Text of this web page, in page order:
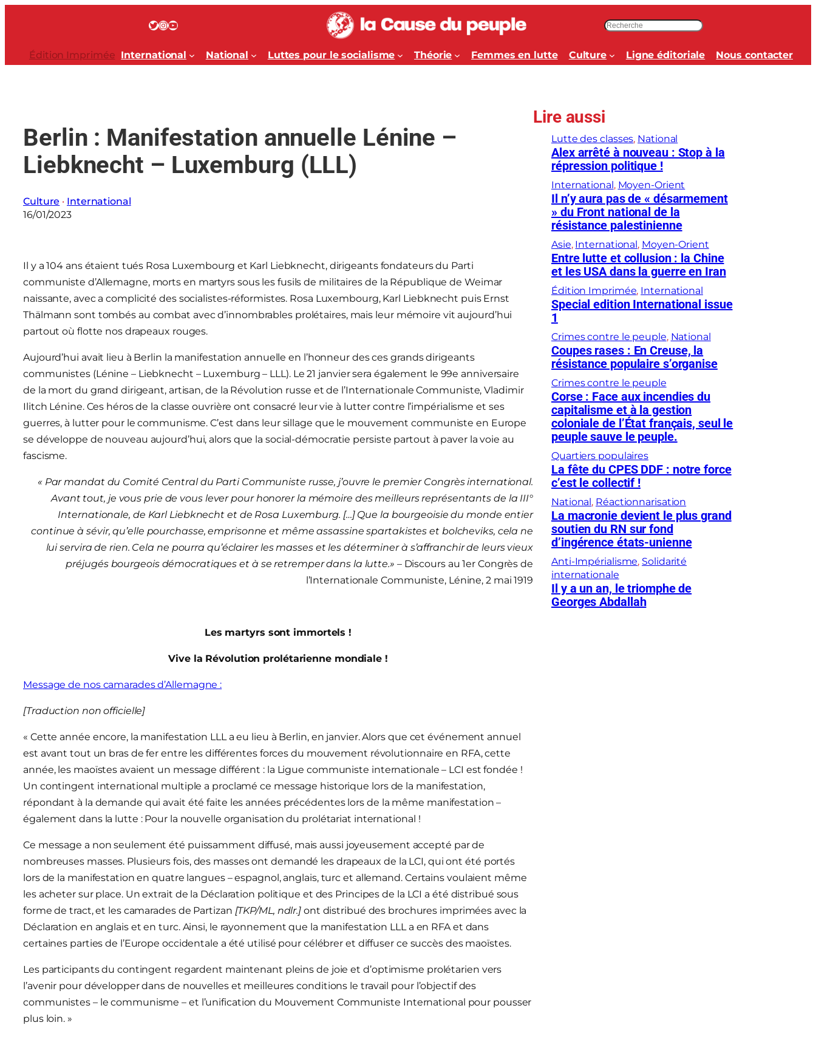
Twitter InstagramYouTube
c
h
h
r
Édition Imprimée International National Luttes pour le socialisme Théorie Femmes en lutte Culture Ligne éditoriale Nous contacter
Berlin : Manifestation annuelle Lénine –
Liebknecht – Luxemburg (LLL)
Culture · International
16/01/2023
Il y a 104 ans étaient tués Rosa Luxembourg et Karl Liebknecht, dirigeants fondateurs du Parti
communiste d’Allemagne, morts en martyrs sous les fusils de militaires de la République de Weimar
naissante, avec a complicité des socialistes-réformistes. Rosa Luxembourg, Karl Liebknecht puis Ernst
Thälmann sont tombés au combat avec d’innombrables prolétaires, mais leur mémoire vit aujourd’hui
partout où flotte nos drapeaux rouges.
Aujourd’hui avait lieu à Berlin la manifestation annuelle en l’honneur des ces grands dirigeants
communistes (Lénine – Liebknecht – Luxemburg – LLL). Le 21 janvier sera également le 99e anniversaire
de la mort du grand dirigeant, artisan, de la Révolution russe et de l’Internationale Communiste, Vladimir
Ilitch Lénine. Ces héros de la classe ouvrière ont consacré leur vie à lutter contre l’impérialisme et ses
guerres, à lutter pour le communisme. C’est dans leur sillage que le mouvement communiste en Europe
se développe de nouveau aujourd’hui, alors que la social-démocratie persiste partout à paver la voie au
fascisme.
« Par mandat du Comité Central du Parti Communiste russe, j’ouvre le premier Congrès international.
Avant tout, je vous prie de vous lever pour honorer la mémoire des meilleurs représentants de la III°
Internationale, de Karl Liebknecht et de Rosa Luxemburg. […] Que la bourgeoisie du monde entier
continue à sévir, qu’elle pourchasse, emprisonne et même assassine spartakistes et bolcheviks, cela ne
lui servira de rien. Cela ne pourra qu’éclairer les masses et les déterminer à s’affranchir de leurs vieux
préjugés bourgeois démocratiques et à se retremper dans la lutte.» – Discours au 1er Congrès de
l’Internationale Communiste, Lénine, 2 mai 1919
Les martyrs sont immortels !
Vive la Révolution prolétarienne mondiale !
Message de nos camarades d’Allemagne :
[Traduction non officielle]
« Cette année encore, la manifestation LLL a eu lieu à Berlin, en janvier. Alors que cet événement annuel
est avant tout un bras de fer entre les différentes forces du mouvement révolutionnaire en RFA, cette
année, les maoïstes avaient un message différent : la Ligue communiste internationale – LCI est fondée !
Un contingent international multiple a proclamé ce message historique lors de la manifestation,
répondant à la demande qui avait été faite les années précédentes lors de la même manifestation –
également dans la lutte : Pour la nouvelle organisation du prolétariat international !
Ce message a non seulement été puissamment diffusé, mais aussi joyeusement accepté par de
nombreuses masses. Plusieurs fois, des masses ont demandé les drapeaux de la LCI, qui ont été portés
lors de la manifestation en quatre langues – espagnol, anglais, turc et allemand. Certains voulaient même
les acheter sur place. Un extrait de la Déclaration politique et des Principes de la LCI a été distribué sous
forme de tract, et les camarades de Partizan [TKP/ML, ndlr.] ont distribué des brochures imprimées avec la
Déclaration en anglais et en turc. Ainsi, le rayonnement que la manifestation LLL a en RFA et dans
certaines parties de l’Europe occidentale a été utilisé pour célébrer et diffuser ce succès des maoïstes.
Les participants du contingent regardent maintenant pleins de joie et d’optimisme prolétarien vers
l’avenir pour développer dans de nouvelles et meilleures conditions le travail pour l’objectif des
communistes – le communisme – et l’unification du Mouvement Communiste International pour pousser
plus loin. »
Lire aussi
Lutte des classes, National
Alex arrêté à nouveau : Stop à la
répression politique !
International, Moyen-Orient
Il n’y aura pas de « désarmement
» du Front national de la
résistance palestinienne
Asie, International, Moyen-Orient
Entre lutte et collusion : la Chine
et les USA dans la guerre en Iran
Édition Imprimée, International
Special edition International issue
1
Crimes contre le peuple, National
Coupes rases : En Creuse, la
résistance populaire s’organise
Crimes contre le peuple
Corse : Face aux incendies du
capitalisme et à la gestion
coloniale de l’État français, seul le
peuple sauve le peuple.
Quartiers populaires
La fête du CPES DDF : notre force
c’est le collectif !
National, Réactionnarisation
La macronie devient le plus grand
soutien du RN sur fond
d’ingérence états-unienne
Anti-Impérialisme, Solidarité
internationale
Il y a un an, le triomphe de
Georges Abdallah